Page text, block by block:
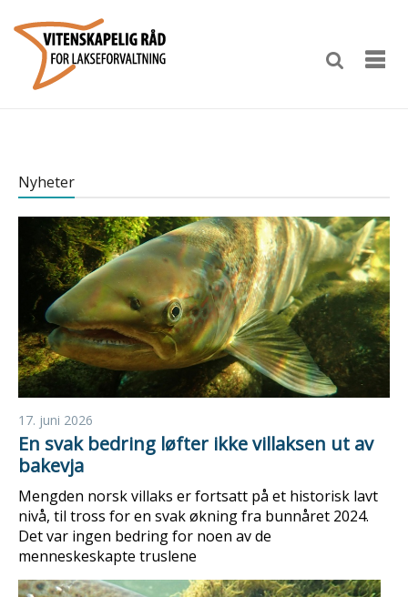
Nyheter
17. juni 2026
En svak bedring løfter ikke villaksen ut av
bakevja
Mengden norsk villaks er fortsatt på et historisk lavt
nivå, til tross for en svak økning fra bunnåret 2024.
Det var ingen bedring for noen av de
menneskeskapte truslene